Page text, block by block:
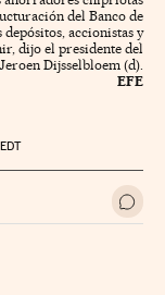
del Banco de
accionistas y
dijo el presidente del
Dijsselbloem (d).
EFE
Ir a